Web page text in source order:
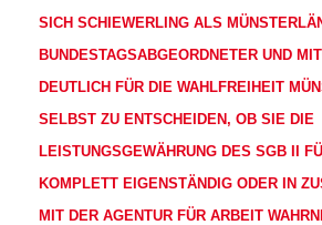
SICH SCHIEWERLING ALS
BUNDESTAGSABGEORDNETER UND
DEUTLICH FÜR DIE WAHLFREIHEIT
SELBST ZU ENTSCHEIDEN, OB SIE DIE
LEISTUNGSGEWÄHRUNG DES SGB II
KOMPLETT EIGENSTÄNDIG ODER IN
MIT DER AGENTUR FÜR ARBEIT